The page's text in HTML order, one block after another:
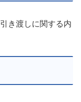
き渡しに関する内